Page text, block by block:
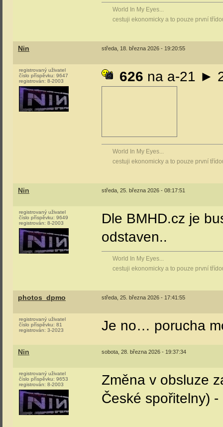
World In My Eyes...
cestuji ekonomicky a to pouze první
Nin středa, 18. března 2026 - 19:20:55
registrovaný uživatel
číslo příspěvku: 9647
registrován: 8-2003 626 na a-21 ►
World In My Eyes...
cestuji ekonomicky a to pouze první
Nin středa, 25. března 2026 - 08:17:51
registrovaný uživatel
číslo příspěvku: 9649
registrován: 8-2003
Dle BMHD.cz je
odstaven..
World In My Eyes...
cestuji ekonomicky a to pouze první
photos_dpmo středa, 25. března 2026 - 17:41:55
registrovaný uživatel
číslo příspěvku: 81
registrován: 3-2023 Je no… porucha
Nin sobota, 28. března 2026 - 19:37:34
registrovaný uživatel
číslo příspěvku: 9653
registrován: 8-2003
Změna v obsluze
České spořitelny)